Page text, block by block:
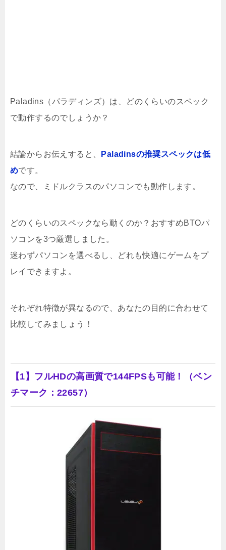
Paladins（パラディンズ）は、どのくらいのスペック
で動作するのでしょうか？
結論からお伝えすると、
Paladinsの推奨スペックは低
めです。
なので、ミドルクラスのパソコンでも動作します。
どのくらいのスペックなら動くのか？おすすめBTOパ
ソコンを3つ厳選しました。
迷わずパソコンを選べるし、どれも快適にゲームをプ
レイできますよ。
それぞれ特徴が異なるので、あなたの目的に合わせて
比較してみましょう！
【1】フルHDの高画質で144FPSも可能！（ベン
チマーク：22657）